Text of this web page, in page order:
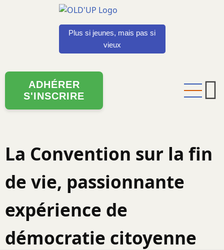
Plus si jeunes, mais pas si
vieux
ADHÉRER
S'INSCRIRE
La Convention sur la fin
de vie, passionnante
expérience de
démocratie citoyenne